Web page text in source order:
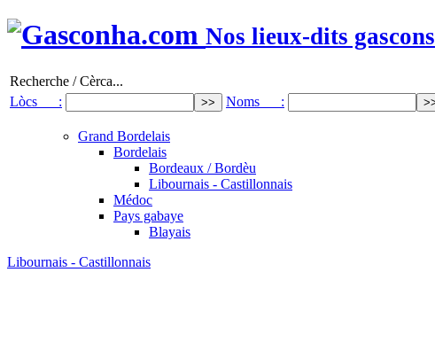
Nos lieux-dits gascons
Recherche / Cèrca...
Lòcs :
Noms :
Grand Bordelais
Bordelais
Bordeaux / Bordèu
Libournais - Castillonnais
Médoc
Pays gabaye
Blayais
Libournais - Castillonnais